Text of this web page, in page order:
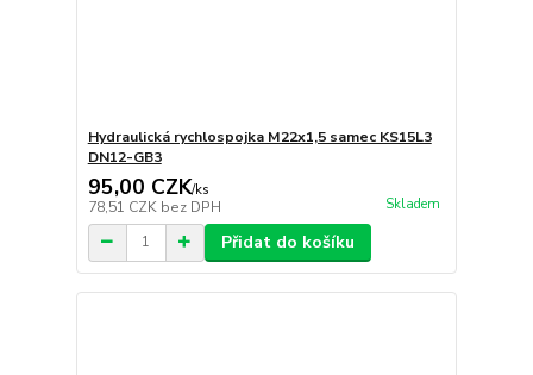
Hydraulická rychlospojka M22x1,5 samec KS15L3
DN12-GB3
95,00 CZK/ks
78,51 CZK bez DPH Skladem
Přidat do košíku